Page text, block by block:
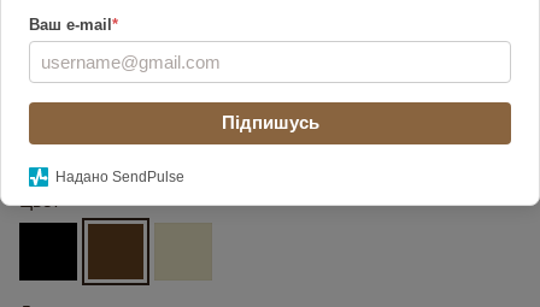
Ваш e-mail *
Підпишусь
Надано SendPulse
Цвет